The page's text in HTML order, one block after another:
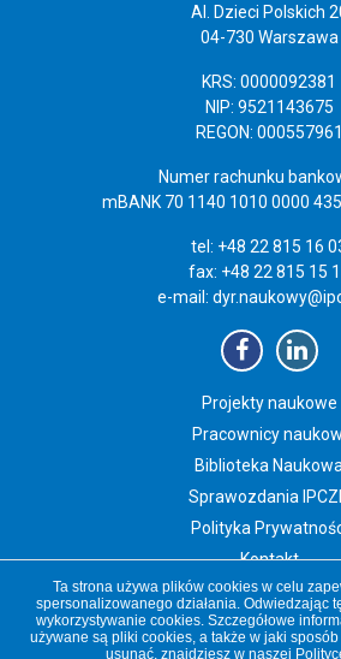
Al. Dzieci Polskich
04-730 Warszawa
KRS: 0000092381
NIP: 9521143675
REGON: 000557961
Numer rachunku
mBANK 70 1140 1010 0000
tel: +48 22 815 16
fax: +48 22 815 15
e-mail:
Projekty naukowe
Pracownicy
Biblioteka Naukowa
Sprawozdania
Polityka
Kontakt
Newsletter IPCZD
Ta strona używa plików cookies w celu
spersonalizowanego działania. Odwiedzając
wykorzystywanie cookies. Szczegółowe
używane są pliki cookies, a także w jaki
usunąć, znajdziesz w naszej